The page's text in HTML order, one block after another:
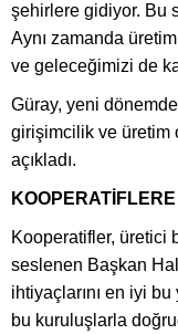
şehirlere gidiyor. Bu
Aynı zamanda
ve geleceğimizi de
Güray, yeni
girişimcilik ve üretim
açıkladı.
Kooperatifler, üretici
seslenen Başkan
ihtiyaçlarını en iyi
bu kuruluşlarla